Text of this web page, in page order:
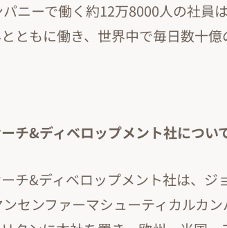
パニーで働く約12万8000人の社員
ともに働き、世界中で毎日数十
チ&ディベロップメント社につい
チ&ディベロップメント社は、ジ
センファーマシューティカルカ